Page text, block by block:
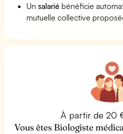
Unsalarié bénéficie
mutuelle collective
À partir de 20
Vous êtes Biologiste